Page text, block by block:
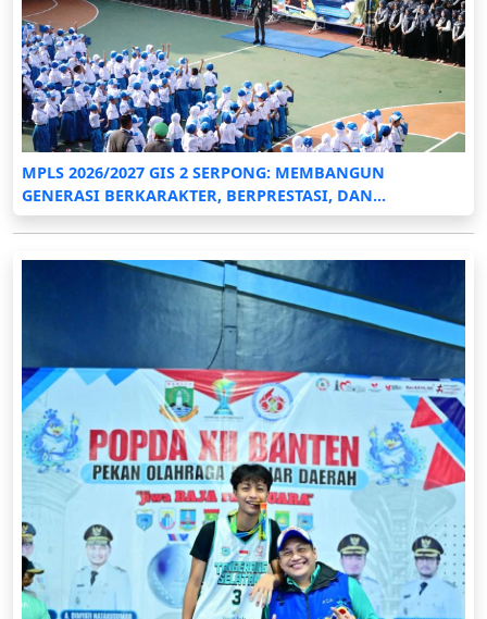
MPLS 2026/2027 GIS 2 SERPONG: MEMBANGUN
GENERASI BERKARAKTER, BERPRESTASI, DAN...